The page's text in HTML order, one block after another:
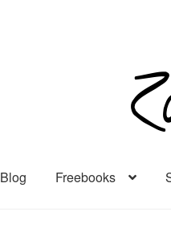
Blog Freebooks